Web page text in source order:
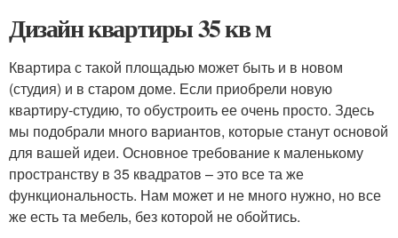
Дизайн квартиры 35 кв м
Квартира с такой площадью может быть и в новом
(студия) и в старом доме. Если приобрели новую
квартиру-студию, то обустроить ее очень просто. Здесь
мы подобрали много вариантов, которые станут основой
для вашей идеи. Основное требование к маленькому
пространству в 35 квадратов – это все та же
функциональность. Нам может и не много нужно, но все
же есть та мебель, без которой не обойтись.